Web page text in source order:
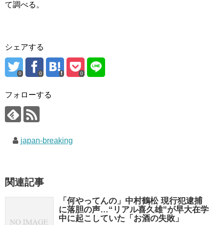
て調べる。
シェアする
0 0 0
フォローする
japan-breaking
関連記事
「何やってんの」中村鶴松 現行犯逮捕
に落胆の声…“リアル喜久雄”が早大在学
中に起こしていた「お酒の失敗」